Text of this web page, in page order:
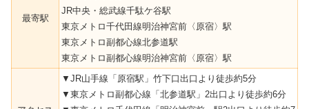
最寄駅
JR中央・総武線千駄ケ谷駅
東京メトロ千代田線明治神宮前〈原宿〉駅
東京メトロ副都心線北参道駅
東京メトロ副都心線明治神宮前〈原宿〉駅
▼JR山手線「原宿駅」竹下口出口より徒歩約5分
▼東京メトロ副都心線「北参道駅」2出口より徒歩約6分